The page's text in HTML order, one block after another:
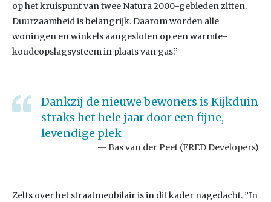
op het kruispunt van twee Natura 2000-gebieden zitten.
Duurzaamheid is belangrijk. Daarom worden alle
woningen en winkels aangesloten op een warmte-
koudeopslagsysteem in plaats van gas.”
Dankzij de nieuwe bewoners is Kijkduin
straks het hele jaar door een fijne,
levendige plek
Bas van der Peet (FRED Developers)
Zelfs over het straatmeubilair is in dit kader nagedacht. ”In